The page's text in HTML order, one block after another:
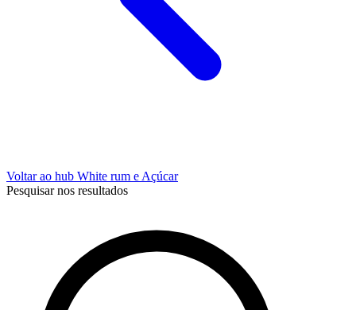
Voltar ao hub White rum e Açúcar
Pesquisar nos resultados